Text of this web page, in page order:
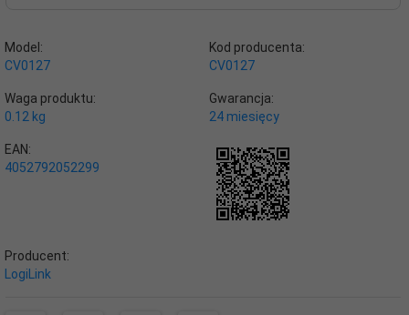
Model:
CV0127
Kod producenta:
CV0127
Waga produktu:
0.12 kg
Gwarancja:
24 miesięcy
EAN:
4052792052299
Producent:
LogiLink